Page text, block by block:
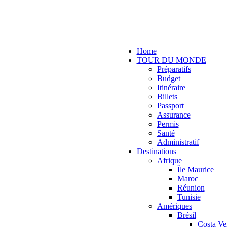
Home
TOUR DU MONDE
Préparatifs
Budget
Itinéraire
Billets
Passport
Assurance
Permis
Santé
Administratif
Destinations
Afrique
Île Maurice
Maroc
Réunion
Tunisie
Amériques
Brésil
Costa